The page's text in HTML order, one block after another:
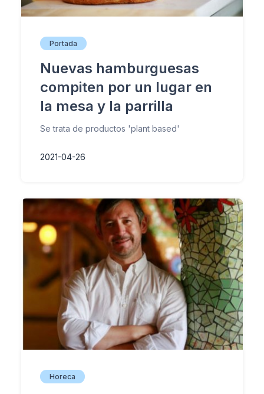
Portada
Nuevas hamburguesas
compiten por un lugar en
la mesa y la parrilla
Se trata de productos 'plant based'
2021-04-26
Horeca